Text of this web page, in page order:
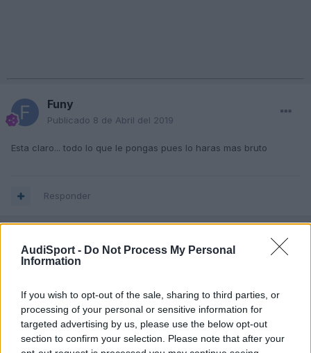
AudiSport - Do Not Process My Personal
Information
If you wish to opt-out of the sale, sharing to third parties, or
processing of your personal or sensitive information for
targeted advertising by us, please use the below opt-out
section to confirm your selection. Please note that after your
Funy
Publicado 8 de Abril del 2019
Esta claro... todo lo que le pongas pues lo haras mas bruto
Responder
angelnaa
Publicado
peeo el s3 esta en mui buen estado y lo quiero dejar de serie e
guardado por que se q en unos años valdra un dinero.pero de
todas formas tiene 210cv tracio 4.el otro son tiene sobre 180 e
corre mas sera q el s3 tiene algo mal o son asi.e leido en foros y
dicen q es un cepo y la verdad q.mucho no corre pero es.mui